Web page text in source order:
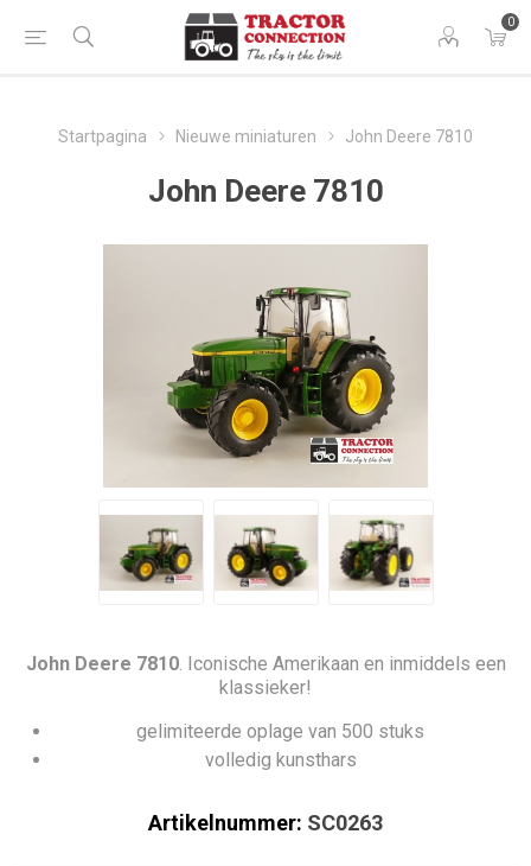
0
Startpagina Nieuwe miniaturen John Deere 7810
John Deere 7810
John Deere 7810. Iconische Amerikaan en inmiddels een
klassieker!
gelimiteerde oplage van 500 stuks
volledig kunsthars
Artikelnummer: SC0263